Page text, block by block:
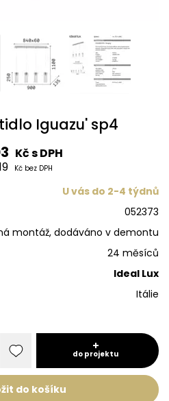
Iguazu' sp4
Kč s DPH
Kč bez DPH
U vás do 2-4 týdnů
052373
montáž, dodáváno v demontu
24 měsíců
Ideal Lux
Itálie
do košíku
do projektu